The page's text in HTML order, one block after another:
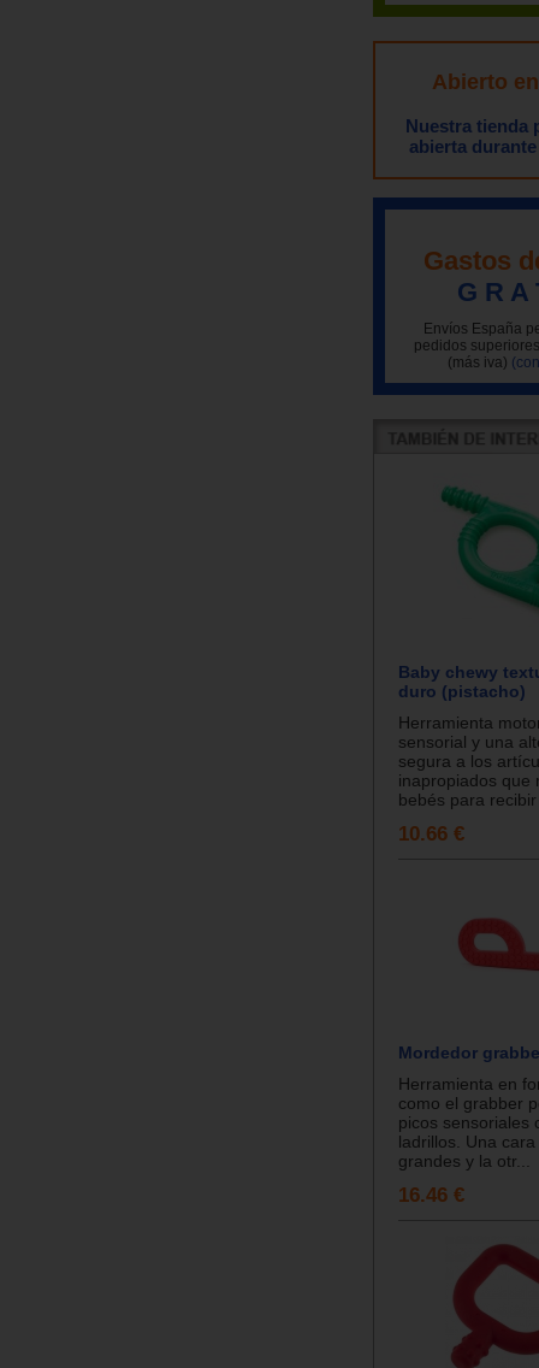
Abierto
Nuestra tienda
abierta
Gastos
G R A
Envíos España
pedidos
(más iva)
Baby chewy
duro (pistacho)
Herramienta
sensorial y una
segura a los
inapropiados que
bebés para
10.66 €
Mordedor
Herramienta en
como el grabber
picos sensoriales
ladrillos. Una
grandes y la otr...
16.46 €